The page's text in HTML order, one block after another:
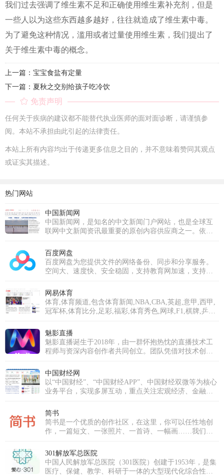
我们过去强调了维生素不足和正确使用维生素补充剂，但是
一些人以为这些东西越多越好，往往就造成了维生素中毒。
为了避免这种情况，滥用或者过量使用维生素，我们提出了
关于维生素中毒的概念。
上一篇：宝宝食盐有定量
下一篇：夏秋之交别给孩子吃冷饮
免责声明
任何关于疾病的建议都不能替代执业医师的面对面诊断，请谨慎参
阅。本站不承担由此引起的法律责任。
本站上所有内容均出于传递更多信息之目的，并不意味着赞同其观点
或证实其描述。
热门网站
中国新闻网
中国新闻网，是知名的中文新闻门户网站，也是全球互
联网中文新闻资讯最重要的原创内容供应商之一。依托
网络媒体，快速、准确地提供文字、图片、视频等多样
化的资讯服务。在新闻报道方面，中新网动态新闻及时
准确，解释性报道角度独特，稿件被国内外网络媒体大
量转载。
百度网盘
百度网盘为您提供文件的网络备份、同步和分享服务。
空间大、速度快、安全稳固，支持教育网加速，支持手
网易体育
体育,体育频道,包含体育新闻,NBA,CBA,英超,意甲,西甲,
冠军杯,体育比分,足彩,福彩,体育秀色,网球,F1,棋牌,乒羽,
魅影直播
魅影直播诞生于2018年，由一群怀抱热忱的直播技术工
程师与资深内容创作者共同创立。团队凭借对技术创新
式，打造一个真正以用户需求为核心、强调互动与社区
归属感的优质平台。历经多年深耕与发展，魅影直播已
成功跻身国内优秀的泛娱乐直播平台行列。我们不仅拥
有超过十万级的庞大注册用户群体，更汇聚了逾万名才
等多个领域。魅影直播的使命是构建一个真正开放、包
容且充满创新活力的直播生态系统。我们致力于打破界
限，让每一个独特的个体都能在此安全、自如地表达，
并最终将热爱转化为个人价值与成长。魅影直播的愿景
是成为全球互动娱乐领域的引领者。为此，我们将持续
推动前沿技术应用，深耕魅影直播APP免费版下载安装，
中国财经网
以“中国财经”、“中国财经APP”、中国财经双微等为核心
业务平台，实现多屏互动，重点关注宏观经济、金融、
效、专业、全面的财经信息及综合类服务。
简书
简书是一个优质的创作社区，在这里，你可以任性地创
作，一篇短文、一张照片、一首诗、一幅画……我们相
301解放军总医院
中国人民解放军总医院（301医院）创建于1953年，是集
医疗、保健、教学、科研于一体的大型现代化综合性医